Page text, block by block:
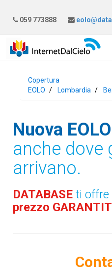
059 773888
Copertura
EOLO
Lombardia
Nuova EOLO
anche dove
arrivano.
DATABASEti offre
prezzo